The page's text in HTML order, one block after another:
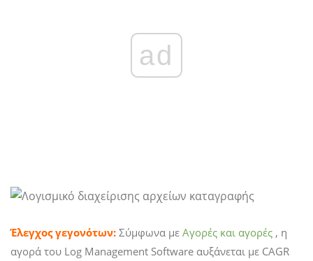
ad
Έλεγχος γεγονότων: Σύμφωνα με Αγορές και αγορές , η
αγορά του Log Management Software αυξάνεται με CAGR